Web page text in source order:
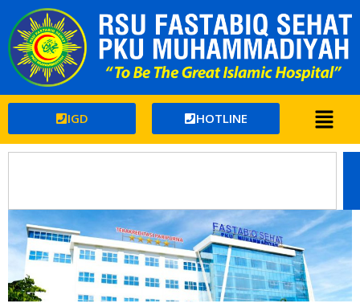
IGD HOTLINE